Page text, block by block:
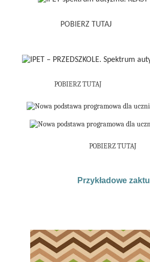
POBIERZ TUTA
POBIERZ TUTAJ
POBIERZ TUTAJ
Przykładowe